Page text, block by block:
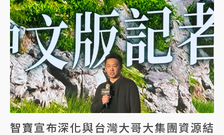
智寶宣布深化與台灣大哥大集團資源結